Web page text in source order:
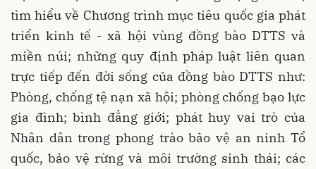
tìm hiểu về Chương trình mục tiêu quốc gia phát
triển kinh tế - xã hội vùng đồng bào DTTS và
miền núi; những quy định pháp luật liên quan
trực tiếp đến đời sống của đồng bào DTTS như:
Phòng, chống tệ nạn xã hội; phòng chống bạo lực
gia đình; bình đẳng giới; phát huy vai trò của
Nhân dân trong phong trào bảo vệ an ninh Tổ
quốc, bảo vệ rừng và môi trường sinh thái; các